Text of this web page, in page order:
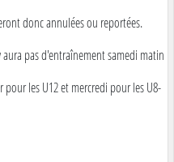
donc annulées ou reportées.
pas d'entraînement samedi matin
les U12 et mercredi pour les U8-